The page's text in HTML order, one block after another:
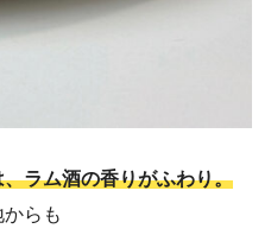
ラム酒の香りがふわり。
らも